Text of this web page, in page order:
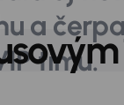
a
tímu.